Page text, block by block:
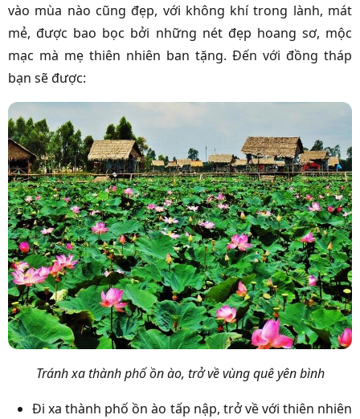
vào mùa nào cũng đẹp, với không khí trong lành, mát
mẻ, được bao bọc bởi những nét đẹp hoang sơ, mộc
mạc mà mẹ thiên nhiên ban tặng. Đến với đồng tháp
bạn sẽ được:
Tránh xa thành phố ồn ào, trở về vùng quê yên bình
Đi xa thành phố ồn ào tấp nập, trở về với thiên nhiên